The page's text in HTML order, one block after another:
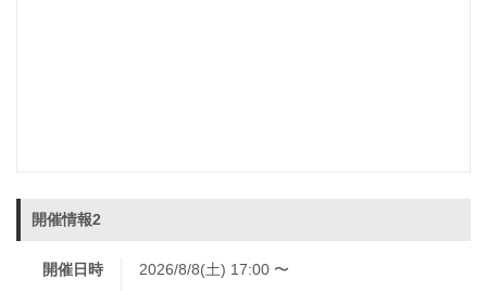
開催情報2
開催日時 2026/8/8(土) 17:00 〜